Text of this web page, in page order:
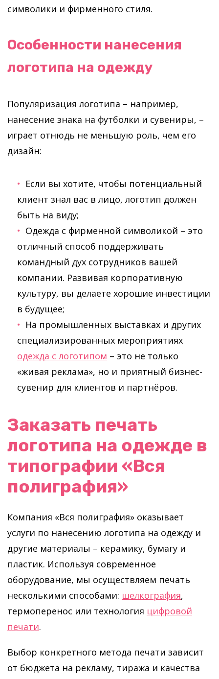
символики и фирменного стиля.
Особенности нанесения
логотипа на одежду
Популяризация логотипа – например,
нанесение знака на футболки и сувениры, –
играет отнюдь не меньшую роль, чем его
дизайн:
Если вы хотите, чтобы потенциальный
клиент знал вас в лицо, логотип должен
быть на виду;
Одежда с фирменной символикой – это
отличный способ поддерживать
командный дух сотрудников вашей
компании. Развивая корпоративную
культуру, вы делаете хорошие инвестиции
в будущее;
На промышленных выставках и других
специализированных мероприятиях
одежда с логотипом – это не только
«живая реклама», но и приятный бизнес-
сувенир для клиентов и партнёров.
Заказать печать
логотипа на одежде в
типографии «Вся
полиграфия»
Компания «Вся полиграфия» оказывает
услуги по нанесению логотипа на одежду и
другие материалы – керамику, бумагу и
пластик. Используя современное
оборудование, мы осуществляем печать
несколькими способами: шелкография,
термоперенос или технология цифровой
печати.
Выбор конкретного метода печати зависит
от бюджета на рекламу, тиража и качества